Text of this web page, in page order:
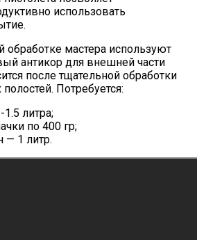
использовать
обработке мастера используют
антикор для внешней части
после тщательной обработки
Потребуется:
литра;
по 400 гр;
— 1 литр.